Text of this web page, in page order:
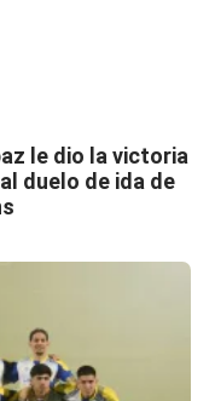
le dio la victoria
duelo de ida de